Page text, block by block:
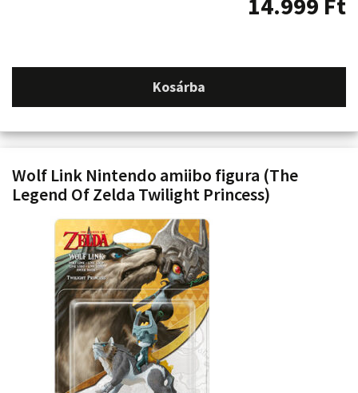
Kosárba
Wolf Link Nintendo amiibo figura (The
Legend Of Zelda Twilight Princess)